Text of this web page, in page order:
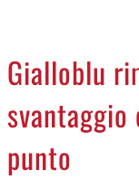
Gialloblu
svantaggio
punto